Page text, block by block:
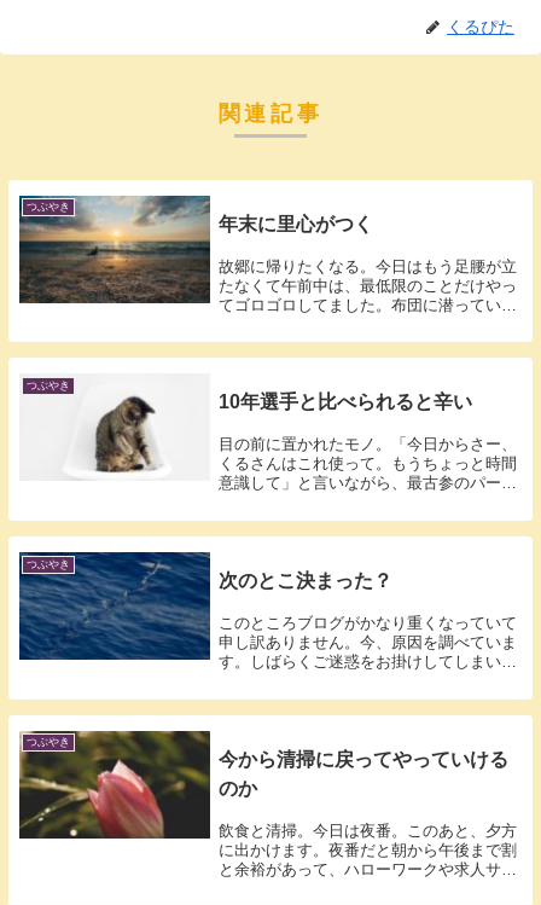
くるぴた
関連記事
つぶやき
年末に里心がつく
故郷に帰りたくなる。今日はもう足腰が立
たなくて午前中は、最低限のことだけやっ
てゴロゴロしてました。布団に潜っていれ
つぶやき
10年選手と比べられると辛い
目の前に置かれたモノ。「今日からさー、
くるさんはこれ使って。もうちょっと時間
意識して」と言いながら、最古参のパート
つぶやき
次のとこ決まった？
このところブログがかなり重くなっていて
申し訳ありません。今、原因を調べていま
す。しばらくご迷惑をお掛けしてしまいま
つぶやき
今から清掃に戻ってやっていける
のか
飲食と清掃。今日は夜番。このあと、夕方
に出かけます。夜番だと朝から午後まで割
と余裕があって、ハローワークや求人サイ